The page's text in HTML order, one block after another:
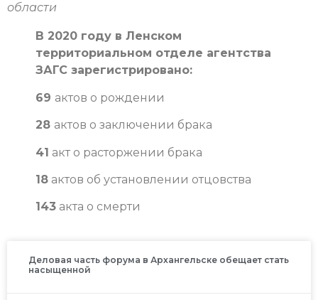
области
В 2020 году в Ленском
территориальном отделе агентства
ЗАГС зарегистрировано:
69 актов о рождении
28 актов о заключении брака
41 акт о расторжении брака
18 актов об установлении отцовства
143 акта о смерти
Деловая часть форума в Архангельске обещает стать
насыщенной